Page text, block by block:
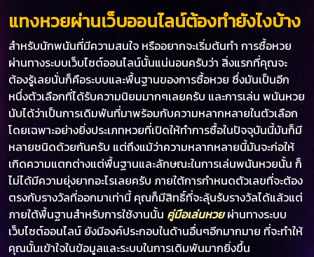
แทงหวยผ่านเว็บออนไลน์ต้องทำยังไงบ้าง
สำหรับนักพนันที่มีความสนใจ หรืออยากจะเริ่มต้นทำ การซื้อหวย
ผ่านทางระบบเว็บไซต์ออนไลน์นั้นแน่นอนครับว่า สิ่งแรกที่คุณจะ
ต้องรู้เลยนั่นก็คือระบบและพื้นฐานของการซื้อหวย ซึ่งมันเป็นอีก
หนึ่งตัวเลือกที่ได้รับความนิยมมากๆเลยครับ และการเล่น พนันหวย
นับได้ว่าเป็นการเดิมพันที่มาพร้อมกับความหลากหลายในตัวเลือก
โดยเฉพาะอย่างยิ่งประเภทหวยที่เปิดให้ทำการซื้อในปัจจุบันนี้มันก็มี
หลายชนิดด้วยกันครับ แต่ถึงแม้ว่าความหลากหลายนี้มันจะก่อให้
เกิดความแตกต่างแต่พื้นฐานและลักษณะในการเล่นพนันหวยนั้น ก็
ไม่ได้มีความยุ่งยากอะไรเลยครับ ภายใต้การกำหนดตัวเลขที่จะต้อง
ตรงกับรางวัลที่ออกมาเท่านี้ คุณก็มีสิทธิ์ที่จะลุ้นรับรางวัลได้แล้วแต่
ภายใต้พื้นฐานสำหรับการใช้งานนั้น คู่มือเล่นหวยผ่านทางระบบ
เว็บไซต์ออนไลน์ ยังมีองค์ประกอบในด้านอื่นๆอีกมากมาย ที่จะทำให้
คุณนั้นเข้าใจในข้อมูลและระบบในการเดิมพันมากยิ่งขึ้น